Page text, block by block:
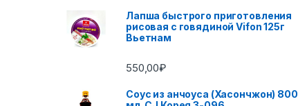
Лапша быстрого приготовления
рисовая с говядиной Vifon 125г
Вьетнам
550,00₽
Соус из анчоуса (Хасончжон) 800